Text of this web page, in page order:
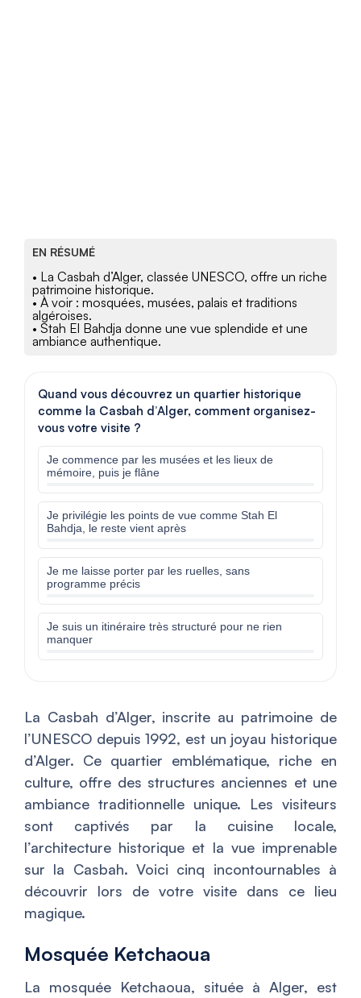
EN RÉSUMÉ
• La Casbah d’Alger, classée UNESCO, offre un riche
patrimoine historique.
• À voir : mosquées, musées, palais et traditions
algéroises.
• Stah El Bahdja donne une vue splendide et une
ambiance authentique.
Quand vous découvrez un quartier historique
comme la Casbah d’Alger, comment organisez-
vous votre visite ?
Je commence par les musées et les lieux de
mémoire, puis je flâne
Je privilégie les points de vue comme Stah El
Bahdja, le reste vient après
Je me laisse porter par les ruelles, sans
programme précis
Je suis un itinéraire très structuré pour ne rien
manquer
La Casbah d’Alger, inscrite au patrimoine de
l’UNESCO depuis 1992, est un joyau historique
d’Alger. Ce quartier emblématique, riche en
culture, offre des structures anciennes et une
ambiance traditionnelle unique. Les visiteurs
sont captivés par la cuisine locale,
l’architecture historique et la vue imprenable
sur la Casbah. Voici cinq incontournables à
découvrir lors de votre visite dans ce lieu
magique.
Mosquée Ketchaoua
La mosquée Ketchaoua, située à Alger, est